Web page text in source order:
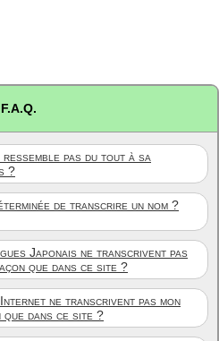
F.A.Q.
ressemble pas du tout à sa
?
de transcrire un nom ?
Japonais ne transcrivent pas
que dans ce site ?
ne transcrivent pas mon
que dans ce site ?